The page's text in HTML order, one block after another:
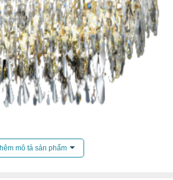
mãi củađèn chùm.
,Đèn chùm pha lê,
mô tả sản phẩm